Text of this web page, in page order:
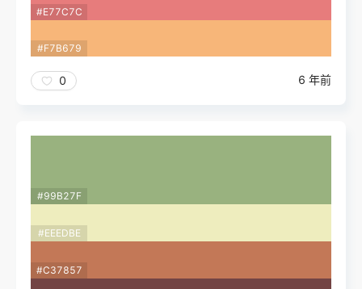
#E77C7C
#F7B679
0 6 年前
#99B27F
#EEEDBE
#C37857